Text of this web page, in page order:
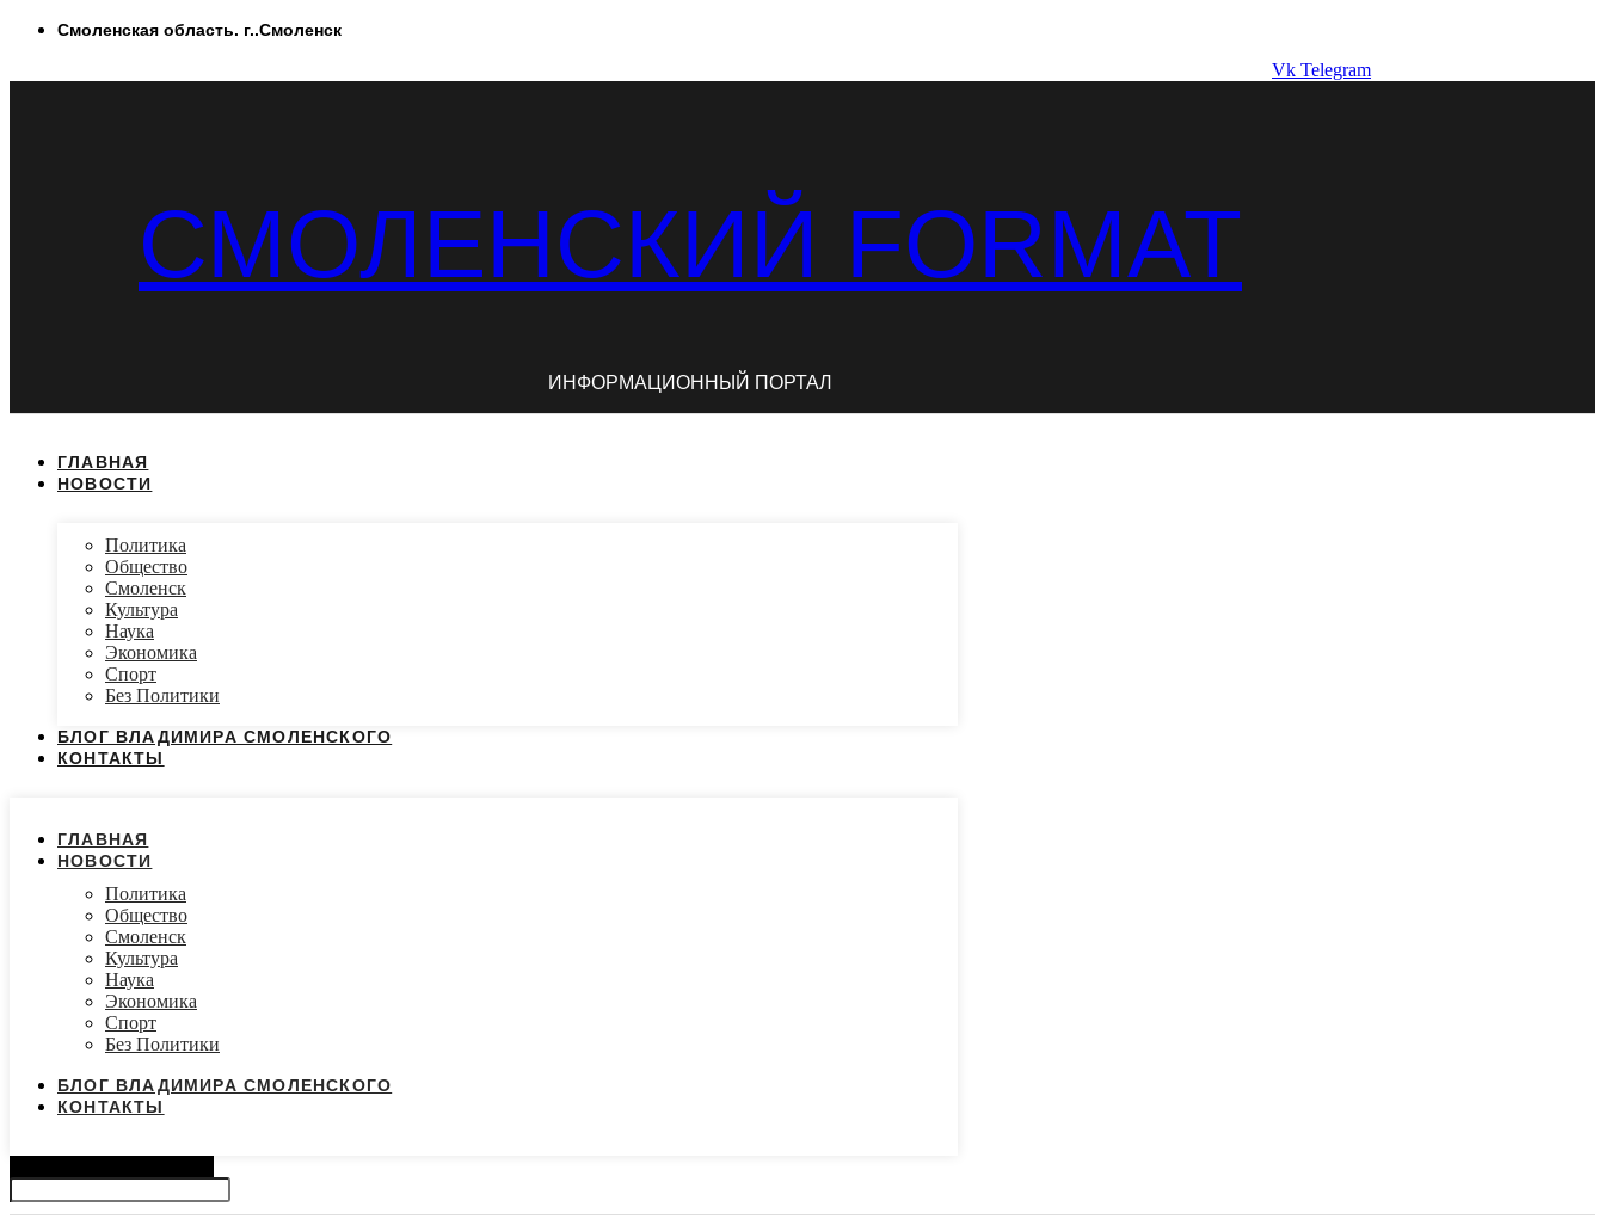
ПерейтиСмоленская область. г..Смоленск
Vk Telegram
СМОЛЕНСКИЙ FORMAT
ИНФОРМАЦИОННЫЙ ПОРТАЛ
ГЛАВНАЯ
НОВОСТИ
Политика
Общество
Смоленск
Культура
Наука
Экономика
Спорт
Без Политики
БЛОГ ВЛАДИМИРА СМОЛЕНСКОГО
КОНТАКТЫ
ГЛАВНАЯ
НОВОСТИ
Политика
Общество
Смоленск
Культура
Наука
Экономика
Спорт
Без Политики
БЛОГ ВЛАДИМИРА СМОЛЕНСКОГО
КОНТАКТЫ